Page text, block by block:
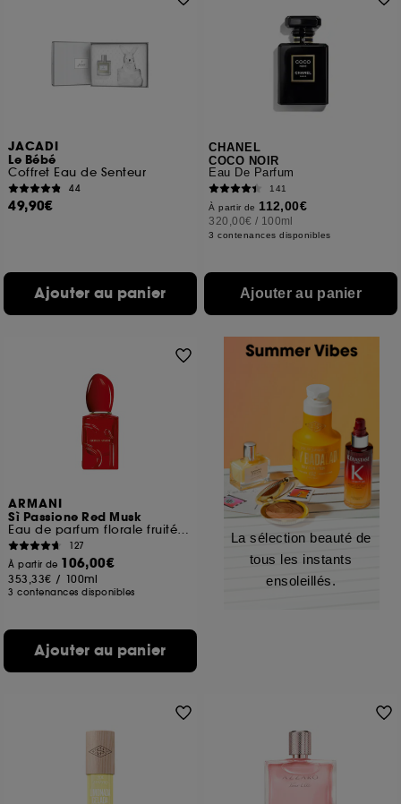
JACADI
Le Bébé
Coffret Eau de Senteur
44
49,90€
Ajouter au panier
CHANEL
COCO NOIR
Eau De Parfum
141
À partir de 112,00€
320,00€ / 100ml
3 contenances disponibles
Ajouter au panier
ARMANI
Sì Passione Red Musk
Eau de parfum florale fruitée musquée
127
À partir de 106,00€
353,33€ / 100ml
3 contenances disponibles
Ajouter au panier
La sélection beauté de
tous les instants
ensoleillés.